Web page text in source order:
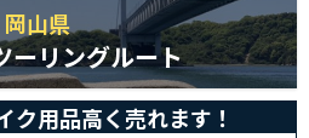
岡山県
ーリングルート
ク用品高く売れます！